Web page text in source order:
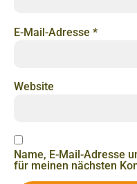
E-Mail-Adresse *
Website
Name, E-Mail-Adresse
für meinen nächsten